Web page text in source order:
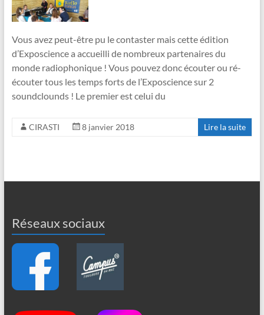
Vous avez peut-être pu le contaster mais cette édition
d’Exposcience a accueilli de nombreux partenaires du
monde radiophonique ! Vous pouvez donc écouter ou ré-
écouter tous les temps forts de l’Exposcience sur 2
soundclounds ! Le premier est celui du
CIRASTI 8 janvier 2018 Lire la suite
Réseaux sociaux